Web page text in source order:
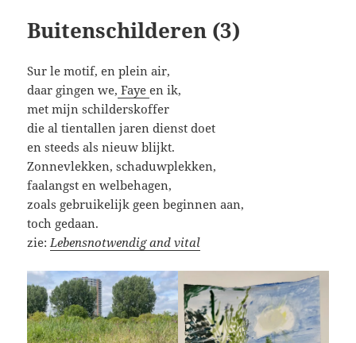
Buitenschilderen (3)
Sur le motif, en plein air,
daar gingen we, Fayeen ik,
met mijn schilderskoffer
die al tientallen jaren dienst doet
en steeds als nieuw blijkt.
Zonnevlekken, schaduwplekken,
faalangst en welbehagen,
zoals gebruikelijk geen beginnen aan,
toch gedaan.
zie:Lebensnotwendig and vital